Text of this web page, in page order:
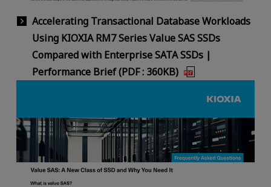
Accelerating Transactional Database Workloads
Using KIOXIA RM7 Series Value SAS SSDs
Compared with Enterprise SATA SSDs |
Performance Brief (PDF : 360KB)